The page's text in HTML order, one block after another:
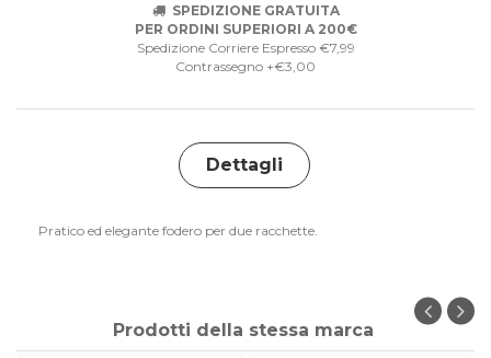
SPEDIZIONE GRATUITA
PER ORDINI SUPERIORI A 200€
Spedizione Corriere Espresso €7,99
Contrassegno +€3,00
Dettagli
Pratico ed elegante fodero per due racchette.
Prodotti della stessa marca